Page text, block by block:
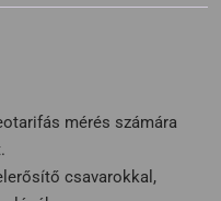
mérés számára
csavarokkal,